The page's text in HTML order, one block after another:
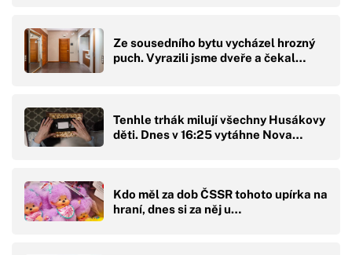
Ze sousedního bytu vycházel hrozný
puch. Vyrazili jsme dveře a čekal…
Tenhle trhák milují všechny Husákovy
děti. Dnes v 16:25 vytáhne Nova…
Kdo měl za dob ČSSR tohoto upírka na
hraní, dnes si za něj u…